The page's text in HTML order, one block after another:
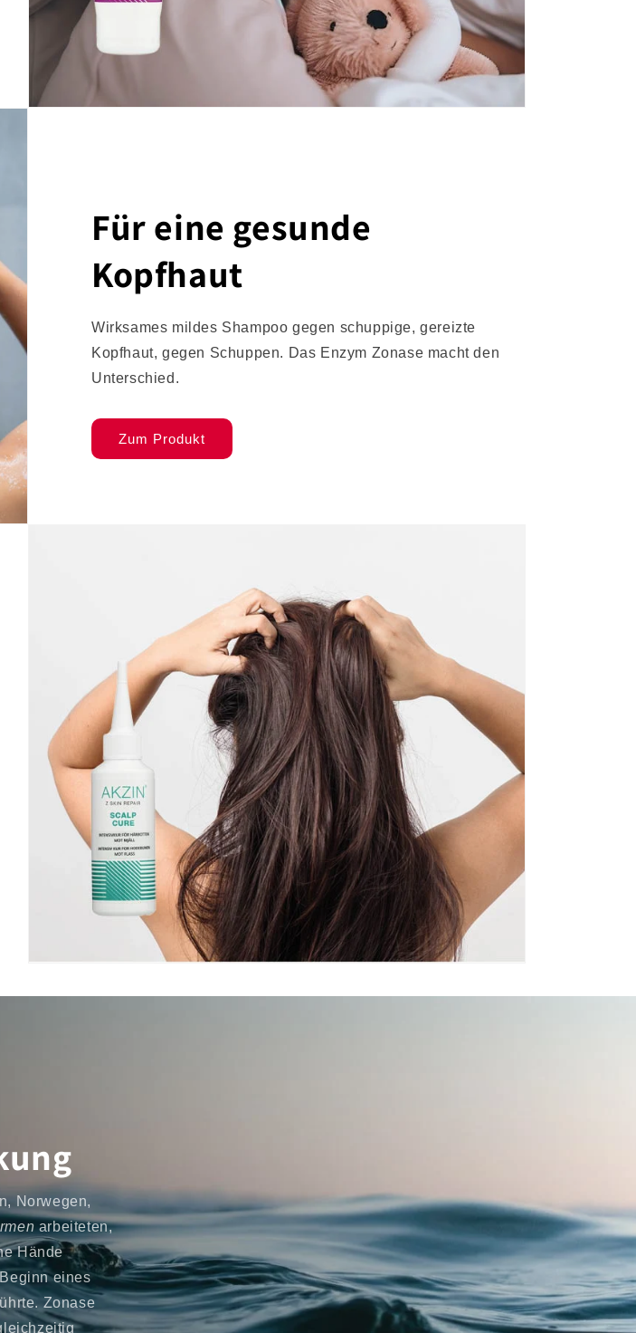
Für eine gesunde
Kopfhaut
Wirksames mildes Shampoo gegen schuppige, gereizte
Kopfhaut, gegen Schuppen. Das Enzym Zonase macht den
Unterschied.
Zum Produkt
Norwegen,
arbeiteten,
Hände
eines
Zonase